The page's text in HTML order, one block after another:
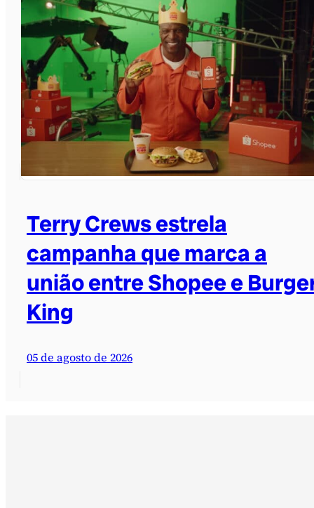
Terry Crews estrela
campanha que marca a
união entre Shopee e
King
05 de agosto de 2026